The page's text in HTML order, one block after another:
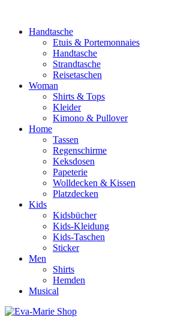
Handtasche
Etuis & Portemonnaies
Handtasche
Strandtasche
Reisetaschen
Woman
Shirts & Tops
Kleider
Kimono & Pullover
Home
Tassen
Regenschirme
Keksdosen
Papeterie
Wolldecken & Kissen
Platzdecken
Kids
Kidsbücher
Kids-Kleidung
Kids-Taschen
Sticker
Men
Shirts
Hemden
Musical